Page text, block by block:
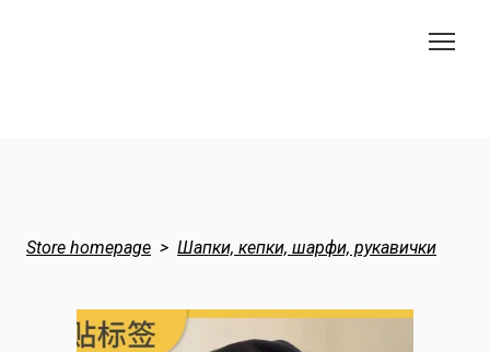
Store homepage Шапки, кепки, шарфи, рукавички